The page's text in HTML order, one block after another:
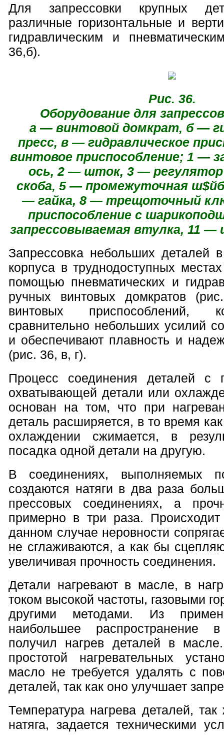
Для запрессовки крупных
различные горизонтальные и
гидравлическим и
36,б).
Рис. 36.
Оборудование для
а — винтовой домкрат, б —
пресс, в — гидравлическое
винтовое приспособление; 1 —
ось, 2 — шток, 3 —
скоба, 5 — промежуточная
— гайка, 8 — трещоточный
приспособление с
запрессовываемая втулка, 11
Запрессовка небольших деталей
корпуса в труднодоступных
помощью пневматических и
ручных винтовых домкратов
винтовых приспособлений,
сравнительно небольших усилий
и обеспечивают плавность и
(рис. 36, в, г).
Процесс соединения деталей с
охватывающей детали или
основан на том, что при
деталь расширяется, в то время
охлаждении сжимается, в
посадка одной детали на другую.
В соединениях, выполняемых
создаются натяги в два раза
прессовых соединениях, а
примерно в три раза.
данном случае неровности
не сглаживаются, а как бы
увеличивая прочность соединения.
Детали нагревают в масле, в
током высокой частоты, газовыми
другими методами. Из
наибольшее распространение
получил нагрев деталей в
простотой нагревательных
масло не требуется удалять с
деталей, так как оно улучшает
Температура нагрева деталей,
натяга, задается техническими